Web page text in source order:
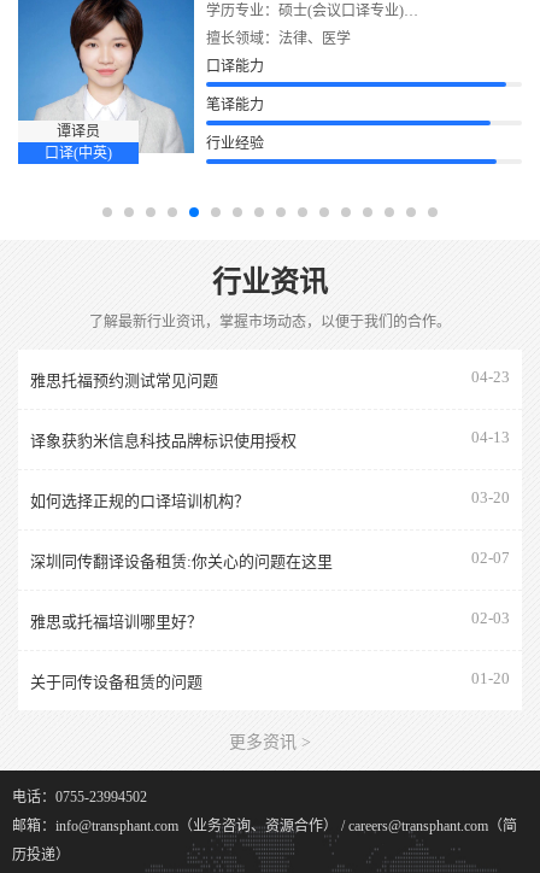
谭译员
口译(中英)
学历专业：硕士(会议口译专业)
语言证书：雅思、CATTI二级笔译
擅长领域：法律、医学
口译能力
笔译能力
行业经验
行业资讯
了解最新行业资讯，掌握市场动态，以便于我们的合作。
雅思托福预约测试常见问题 04-23
译象获豹米信息科技品牌标识使用授权 04-13
如何选择正规的口译培训机构？ 03-20
深圳同传翻译设备租赁:你关心的问题在这里 02-07
雅思或托福培训哪里好？ 02-03
关于同传设备租赁的问题 01-20
更多资讯 >
电话：0755-23994502
邮箱：info@transphant.com（业务咨询、资源合作） / careers@transphant.com（简
历投递）